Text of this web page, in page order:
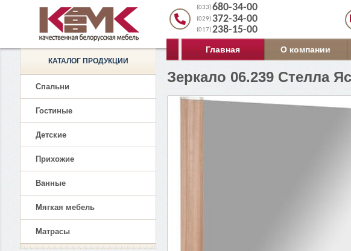
(033)680-34-00
(029) 372-34-00
(017)238-15-00
Главная О компании
Зеркало 06.239 Стелла
КАТАЛОГ ПРОДУКЦИИ
Спальни
Гостиные
Детские
Прихожие
Ванные
Мягкая мебель
Матрасы